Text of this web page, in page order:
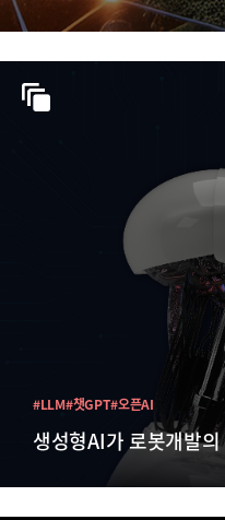
생성형AI가 로봇개발
#LLM#챗GPT#오픈AI